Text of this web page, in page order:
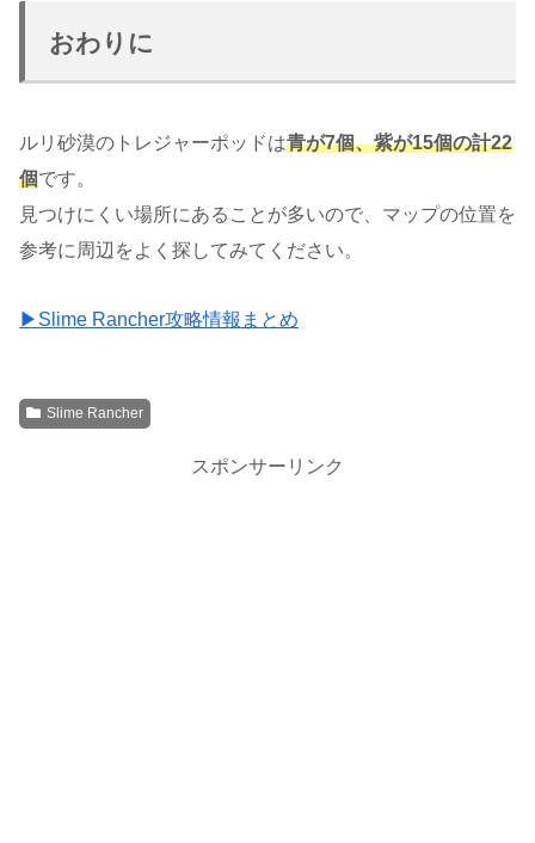
おわりに
ルリ砂漠のトレジャーポッドは青が7個、紫が15個の計22
個です。
見つけにくい場所にあることが多いので、マップの位置を
参考に周辺をよく探してみてください。
▶Slime Rancher攻略情報まとめ
Slime Rancher
スポンサーリンク